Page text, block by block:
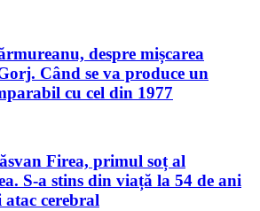
despre mișcarea
Când se va produce un
cu cel din 1977
Firea, primul soț al
S-a stins din viață la 54 de ani
cerebral